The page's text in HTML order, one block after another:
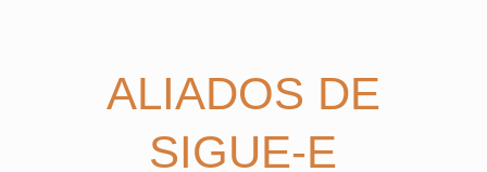
ALIADOS DE
SIGUE-E